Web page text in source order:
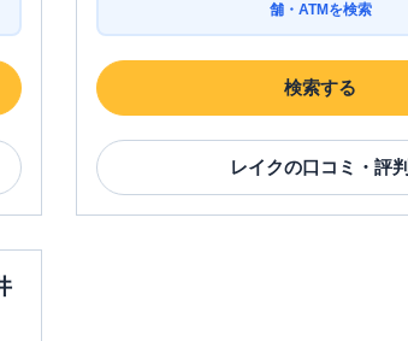
舗・ATMを検索
検索する
レイクの口コミ・評判